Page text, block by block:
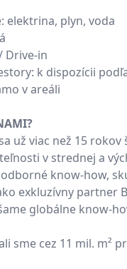
elektrina, plyn, voda
Drive-in
k dispozícii
v areáli
sa už viac než 15
v strednej a
know-how,
exkluzívny partner
globálne know-
sme cez 11 mil. m²